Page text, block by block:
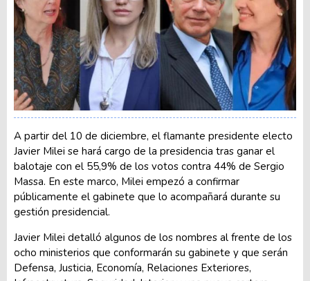
A partir del 10 de diciembre, el flamante presidente electo
Javier Milei se hará cargo de la presidencia tras ganar el
balotaje con el 55,9% de los votos contra 44% de Sergio
Massa. En este marco, Milei empezó a confirmar
públicamente el gabinete que lo acompañará durante su
gestión presidencial.
Javier Milei detalló algunos de los nombres al frente de los
ocho ministerios que conformarán su gabinete y que serán
Defensa, Justicia, Economía, Relaciones Exteriores,